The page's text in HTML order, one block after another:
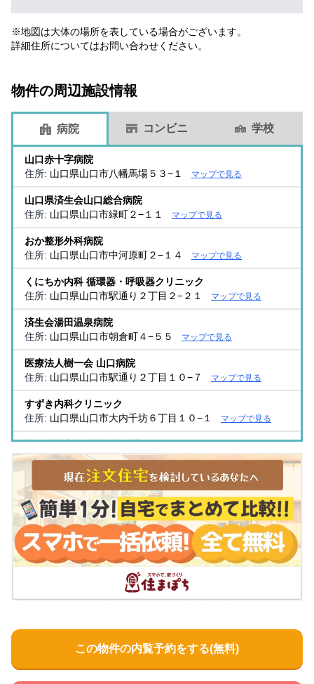
※地図は大体の場所を表している場合がございます。
詳細住所についてはお問い合わせください。
物件の周辺施設情報
病院 コンビニ 学校
山口赤十字病院
住所: 山口県山口市八幡馬場５３−１ マップで見る
山口県済生会山口総合病院
住所: 山口県山口市緑町２−１１ マップで見る
おか整形外科病院
住所: 山口県山口市中河原町２−１４ マップで見る
くにちか内科 循環器・呼吸器クリニック
住所: 山口県山口市駅通り２丁目２−２１ マップで見る
済生会湯田温泉病院
住所: 山口県山口市朝倉町４−５５ マップで見る
医療法人樹一会 山口病院
住所: 山口県山口市駅通り２丁目１０−７ マップで見る
すずき内科クリニック
住所: 山口県山口市大内千坊６丁目１０−１ マップで見る
山口赤十字病院病診連携室
住所:山口県山口市八幡馬場５３−１ マップで見る
三の宮ふくだクリニック
住所:山口県山口市三の宮１丁目２−３７ アセント３ C マッ
プで見る
宮野クリニック
住所:
山口県山口市宮野下９３４−５ マップで見る
山口県山口市道場門前２丁目２−３１
この物件の内覧予約をする(無料)